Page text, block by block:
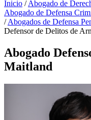
Inicio /Abogado de
Abogado de Defensa
/Abogados de Defensa
Defensor de Delitos de
Abogado
Maitland